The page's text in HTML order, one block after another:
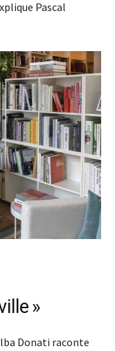
Pascal
»
Donati raconte